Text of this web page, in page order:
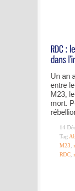
Un an
entre
M23,
mort.
14
Tag
M23
RDC